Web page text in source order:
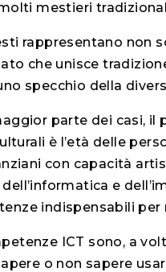
mestieri
rappresentano non
che unisce
specchio della
parte dei casi,
è l’età delle
con capacità
e
indispensabili per
ICT sono, a
o non sapere